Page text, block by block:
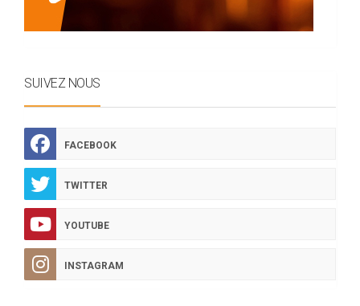
SUIVEZ NOUS
FACEBOOK
TWITTER
YOUTUBE
INSTAGRAM